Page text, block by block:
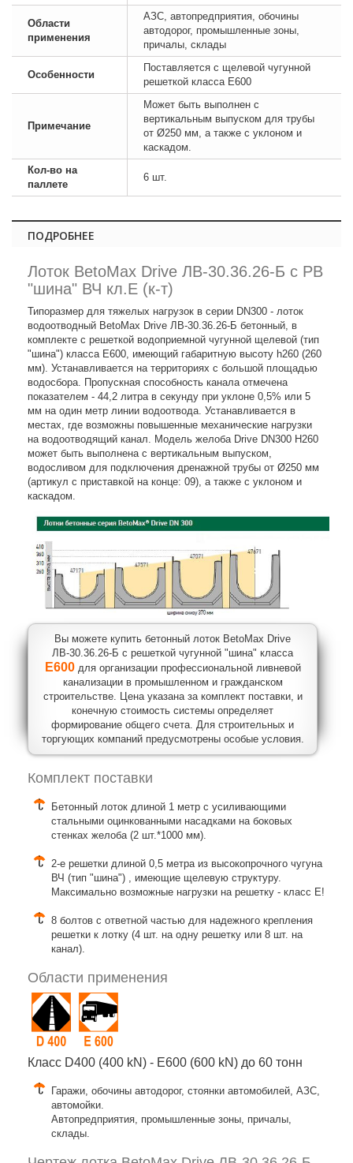
Области
применения
АЗС, автопредприятия, обочины
автодорог, промышленные зоны,
причалы, склады
Особенности
Поставляется с щелевой чугунной
решеткой класса E600
Примечание
Может быть выполнен с
вертикальным выпуском для трубы
от Ø250 мм, а также с уклоном и
каскадом.
Кол-во на
паллете
6 шт.
ПОДРОБНЕЕ
Лоток BetoMax Drive ЛВ-30.36.26-Б с РВ
"шина" ВЧ кл.E (к-т)
Типоразмер для тяжелых нагрузок в серии DN300 - лоток
водоотводный BetoMax Drive ЛВ-30.36.26-Б бетонный, в
комплекте с решеткой водоприемной чугунной щелевой (тип
"шина") класса E600, имеющий габаритную высоту h260 (260
мм). Устанавливается на территориях с большой площадью
водосбора. Пропускная способность канала отмечена
показателем - 44,2 литра в секунду при уклоне 0,5% или 5
мм на один метр линии водоотвода. Устанавливается в
местах, где возможны повышенные механические нагрузки
на водоотводящий канал. Модель желоба Drive DN300 H260
может быть выполнена с вертикальным выпуском,
водосливом для подключения дренажной трубы от Ø250 мм
(артикул с приставкой на конце: 09), а также с уклоном и
каскадом.
Вы можете купить бетонный лоток BetoMax Drive
ЛВ-30.36.26-Б с решеткой чугунной "шина" класса
E600для организации профессиональной ливневой
канализации в промышленном и гражданском
строительстве. Цена указана за комплект поставки, и
конечную стоимость системы определяет
формирование общего счета. Для строительных и
торгующих компаний предусмотрены особые условия.
Комплект поставки
Бетонный лоток длиной 1 метр с усиливающими
стальными оцинкованными насадками на боковых
стенках желоба (2 шт.*1000 мм).
2-е решетки длиной 0,5 метра из высокопрочного чугуна
ВЧ (тип "шина") , имеющие щелевую структуру.
Максимально возможные нагрузки на решетку - класс E!
8 болтов с ответной частью для надежного крепления
решетки к лотку (4 шт. на одну решетку или 8 шт. на
канал).
Области применения
Класс D400 (400 kN) - E600 (600 kN) до 60 тонн
Гаражи, обочины автодорог, стоянки автомобилей, АЗС,
автомойки.
Автопредприятия, промышленные зоны, причалы,
склады.